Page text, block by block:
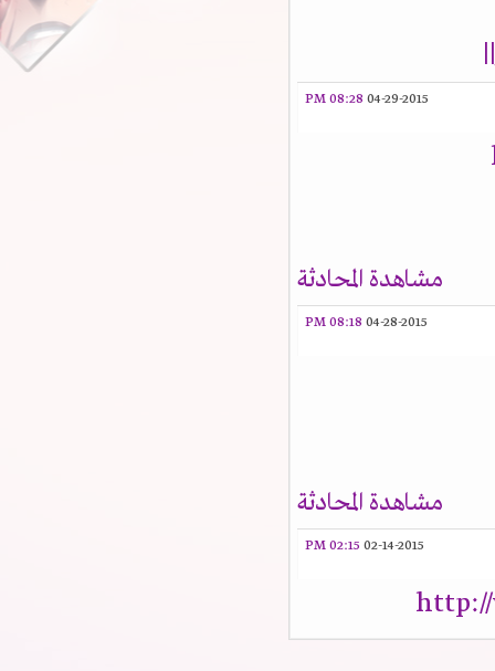
04-29-2015
08:28 PM
مشاهدة المحادثة
04-28-2015
08:18 PM
مشاهدة المحادثة
02-14-2015
02:15 PM